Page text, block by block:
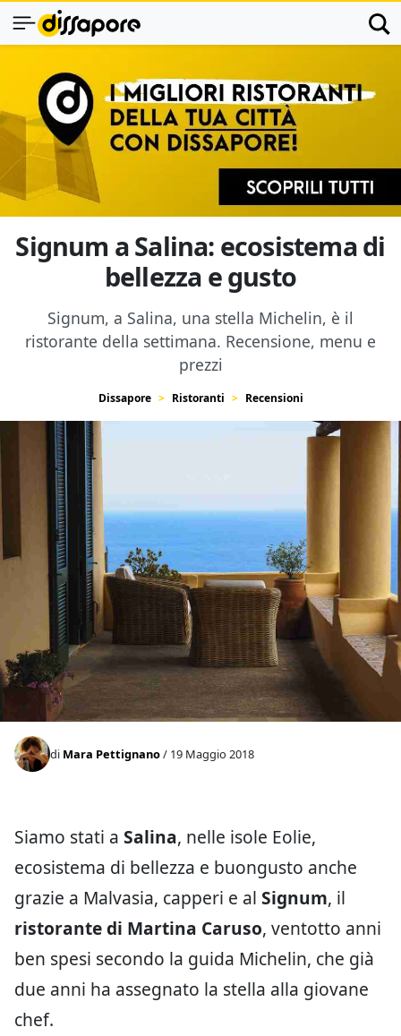
Signum a Salina: ecosistema di
bellezza e gusto
Signum, a Salina, una stella Michelin, è il
ristorante della settimana. Recensione, menu e
prezzi
Dissapore Ristoranti Recensioni
di Mara Pettignano/ 19 Maggio 2018
Siamo stati a Salina, nelle isole Eolie,
ecosistema di bellezza e buongusto anche
grazie a Malvasia, capperi e al Signum, il
ristorante di Martina Caruso, ventotto anni
ben spesi secondo la guida Michelin, che già
due anni ha assegnato la stella alla giovane
chef.